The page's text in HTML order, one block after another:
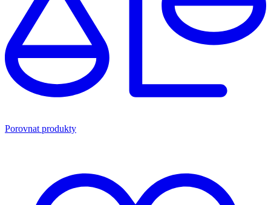
Porovnat produkty